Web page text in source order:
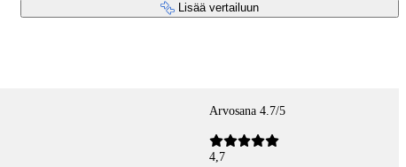
Lisää vertailuun
Arvosana 4.7/5
4,7